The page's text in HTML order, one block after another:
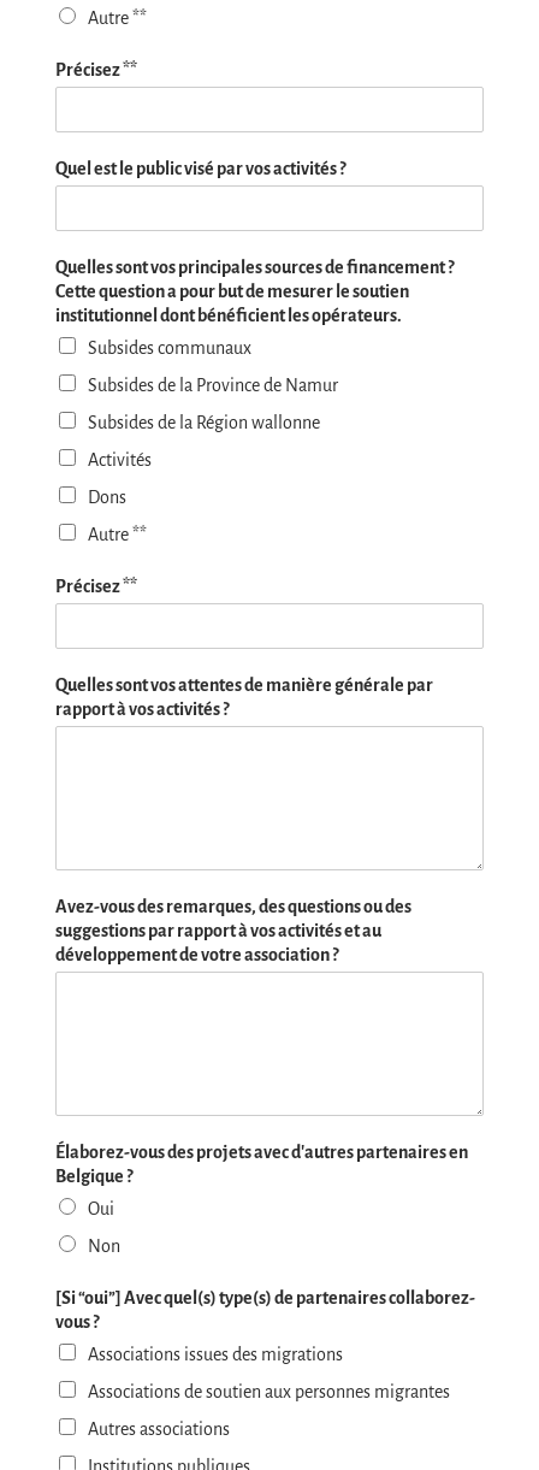
Autre **
Précisez **
Quel est le public visé par vos activités ?
Quelles sont vos principales sources de financement ?
Cette question a pour but de mesurer le soutien
institutionnel dont bénéficient les opérateurs.
Subsides communaux
Subsides de la Province de Namur
Subsides de la Région wallonne
Activités
Dons
Autre **
Précisez **
Quelles sont vos attentes de manière générale par
rapport à vos activités ?
Avez-vous des remarques, des questions ou des
suggestions par rapport à vos activités et au
développement de votre association ?
Élaborez-vous des projets avec d'autres partenaires en
Belgique ?
Oui
Non
[Si “oui”] Avec quel(s) type(s) de partenaires collaborez-
vous ?
Associations issues des migrations
Associations de soutien aux personnes migrantes
Autres associations